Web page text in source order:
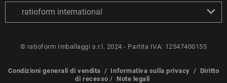
ratioform international
© ratioform Imballaggi s.r.l. 2024 - Partita IVA: 12547400155
Condizioni generali di vendita / Informativa sulla privacy / Diritto
di recesso / Note legali